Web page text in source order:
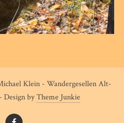
Klein - Wandergesellen Alt-
Design byTheme Junkie